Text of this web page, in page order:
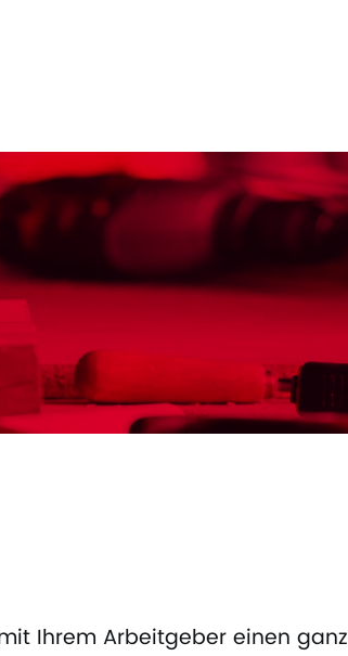
Ihrem Arbeitgeber einen ganz